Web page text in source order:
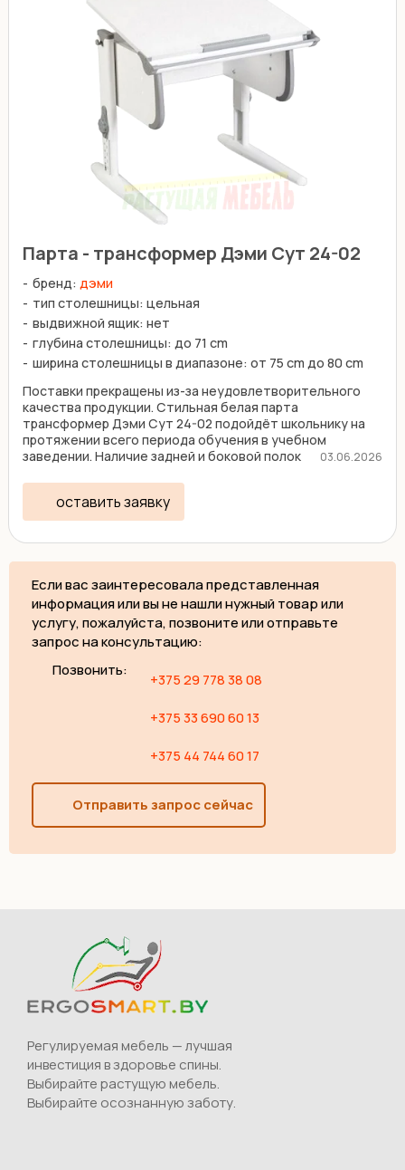
Парта - трансформер Дэми Сут 24-02
бренд: дэми
тип столешницы: цельная
выдвижной ящик: нет
глубина столешницы: до 71 cm
ширина столешницы в диапазоне: от 75 cm до 80 cm
Поставки прекращены из-за неудовлетворительного
качества продукции. Стильная белая парта
трансформер Дэми Сут 24-02 подойдёт школьнику на
протяжении всего периода обучения в учебном
заведении. Наличие задней и боковой полок
03.06.2026
оставить заявку
Если вас заинтересовала представленная
информация или вы не нашли нужный товар или
услугу, пожалуйста, позвоните или отправьте
запрос на консультацию:
Позвонить:
+375 29 778 38 08
+375 33 690 60 13
+375 44 744 60 17
Отправить запрос сейчас
Регулируемая мебель — лучшая
инвестиция в здоровье спины.
Выбирайте растущую мебель.
Выбирайте осознанную заботу.